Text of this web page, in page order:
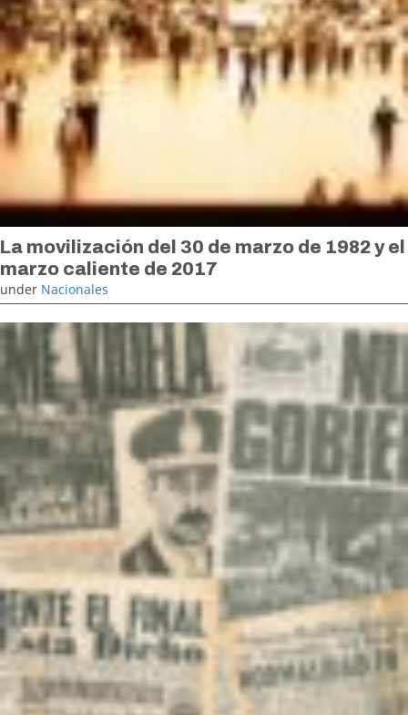
La movilización del 30 de marzo de 1982 y el
marzo caliente de 2017
under Nacionales